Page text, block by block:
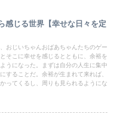
感じる世界【幸せな日々を定
おじいちゃんおばあちゃんたちのゲー
そこに幸せを感じるとともに、余裕を
うになった。まずは自分の人生に集中
することだ。余裕が生まれて来れば、
ってくるし、周りも見られるようにな